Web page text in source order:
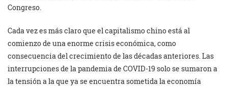
Congreso.
Cada vez es más claro que el capitalismo chino está al
comienzo de una enorme crisis económica, como
consecuencia del crecimiento de las décadas anteriores. Las
interrupciones de la pandemia de COVID-19 solo se sumaron a
la tensión a la que ya se encuentra sometida la economía